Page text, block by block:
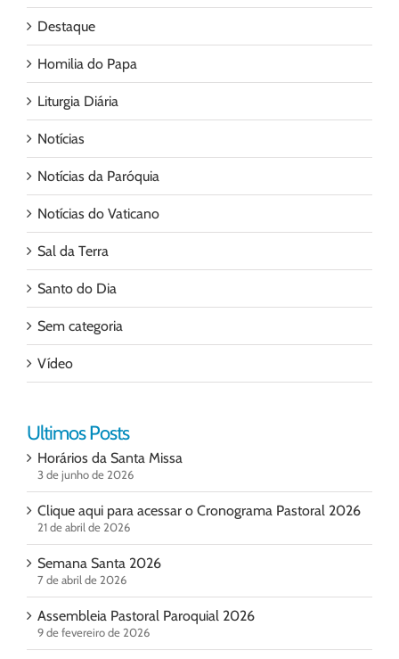
Destaque
Homilia do Papa
Liturgia Diária
Notícias
Notícias da Paróquia
Notícias do Vaticano
Sal da Terra
Santo do Dia
Sem categoria
Vídeo
Ultimos Posts
Horários da Santa Missa
3 de junho de 2026
Clique aqui para acessar o Cronograma Pastoral 2026
21 de abril de 2026
Semana Santa 2026
7 de abril de 2026
Assembleia Pastoral Paroquial 2026
9 de fevereiro de 2026